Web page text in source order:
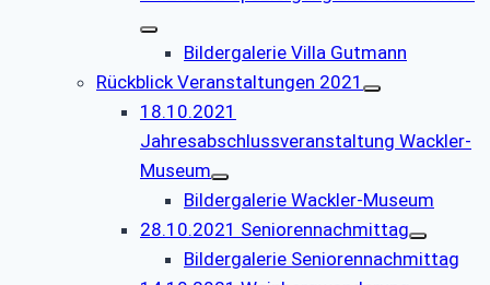
Bildergalerie Villa Gutmann
Rückblick Veranstaltungen 2021
18.10.2021
Jahresabschlussveranstaltung Wackler-
Museum
Bildergalerie Wackler-Museum
28.10.2021 Seniorennachmittag
Bildergalerie Seniorennachmittag